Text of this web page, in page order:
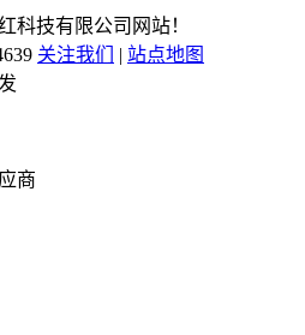
科技有限公司网站！
关注我们 | 站点地图
商